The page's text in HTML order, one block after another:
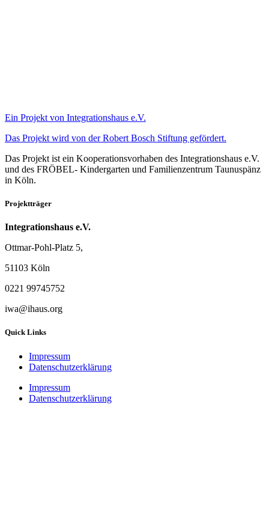
Ein Projekt von Integrationshaus e.V.
Das Projekt wird von der Robert Bosch Stiftung gefördert.​
Das Projekt ist ein Kooperationsvorhaben des Integrationshaus e.V.
und des FRÖBEL- Kindergarten und Familienzentrum Taunuspänz
in Köln.
Projektträger
Integrationshaus e.V.
Ottmar-Pohl-Platz 5,
51103 Köln
0221 99745752
iwa@ihaus.org
Quick Links
Impressum
Datenschutzerklärung
Impressum
Datenschutzerklärung